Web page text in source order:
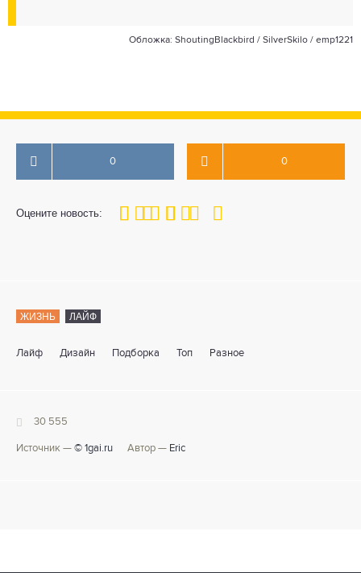
Обложка: ShoutingBlackbird / SilverSkilo / emp1221
0 0
Оцените новость:
100
1 3 4 5
ЖИЗНЬ ЛАЙФ
Лайф Дизайн Подборка Топ Разное
30 555
Источник — © 1gai.ru Автор — Eric